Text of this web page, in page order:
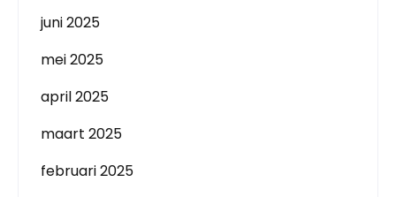
juni 2025
mei 2025
april 2025
maart 2025
februari 2025